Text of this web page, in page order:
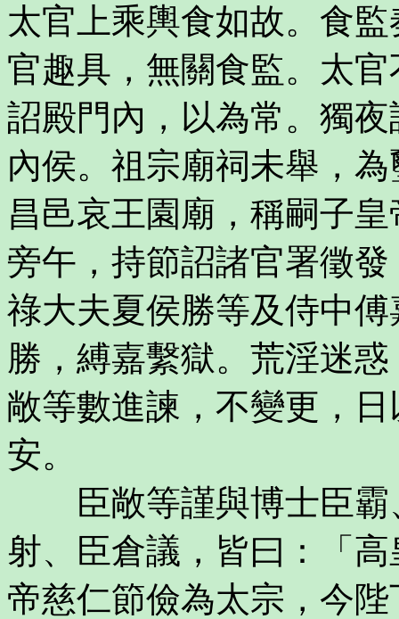
太官上乘輿食如故。食
官趣具，無關食監。太
詔殿門內，以為常。獨
內侯。祖宗廟祠未舉，
昌邑哀王園廟，稱嗣子
旁午，持節詔諸官署徵
祿大夫夏侯勝等及侍中
勝，縛嘉繫獄。荒淫迷
敞等數進諫，不變更，
安。
臣敞等謹與博士臣霸
射、臣倉議，皆曰：「
帝慈仁節儉為太宗，今